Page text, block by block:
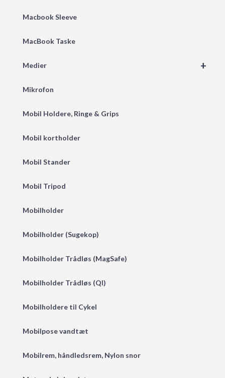
Macbook Sleeve
MacBook Taske
+
Medier
Mikrofon
Mobil Holdere, Ringe & Grips
Mobil kortholder
Mobil Stander
Mobil Tripod
Mobilholder
Mobilholder (Sugekop)
Mobilholder Trådløs (MagSafe)
Mobilholder Trådløs (QI)
Mobilholdere til Cykel
Mobilpose vandtæt
Mobilrem, håndledsrem, Nylon snor